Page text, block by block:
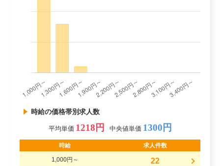
時給の価格帯別求人数
平均単価 1218円 中央値単価 1300円
時給 求人件数
1,000円～ 22